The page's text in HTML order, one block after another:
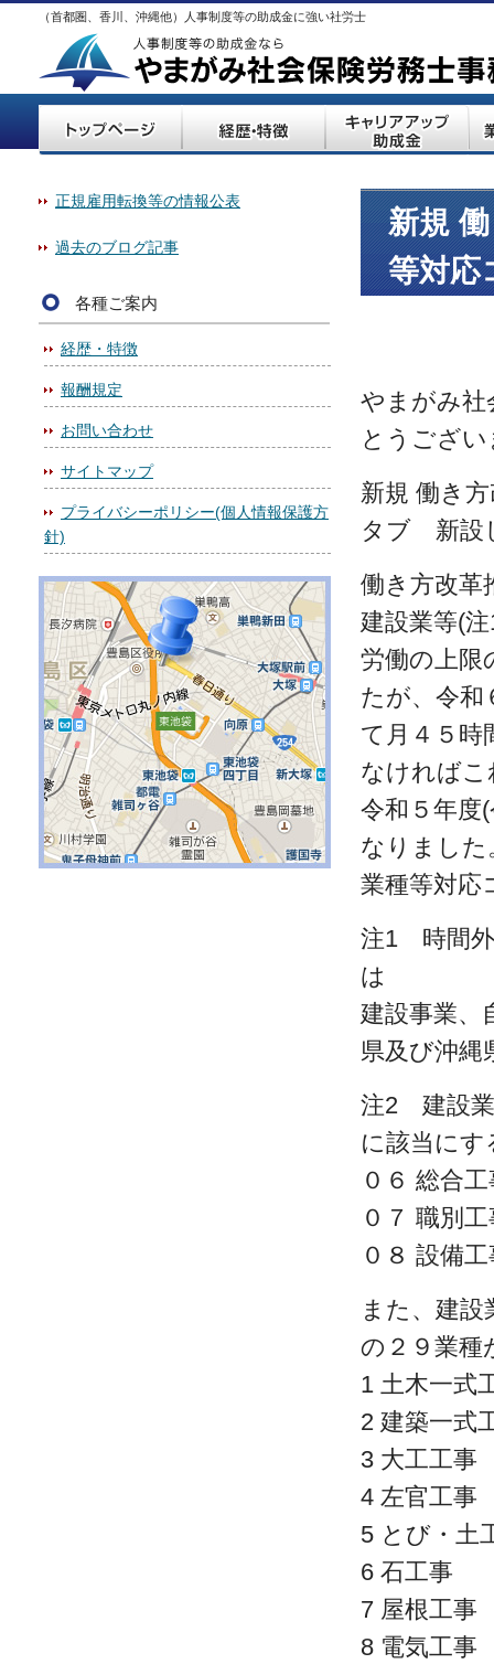
（首都圏、香川、沖縄他）人事制度等の助成金に強い社労士
新規
等対
やまがみ社
とうござ
新規 働き
タブ 新設
働き方改革
建設業等(
労働の上限
たが、令和
て月４５時
なければ
令和５年度
なりました
業種等対応
注1 時間外
は
建設事業、
県及び沖縄
注2 建設業
に該当に
０６ 総合
０７ 職別
０８ 設備
また、建
の２９業種
1 土木一式
2 建築一式
3 大工工事
4 左官工事
5 とび・土
6 石工事
7 屋根工事
8 電気工事
正規雇用転換等の情報公表
過去のブログ記事
各種ご案内
経歴・特徴
報酬規定
お問い合わせ
サイトマップ
プライバシーポリシー(個人情報保護方
針)